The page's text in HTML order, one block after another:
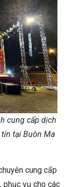
cung cấp dịch
tại Buôn Ma
cung cấp
phục vụ cho các